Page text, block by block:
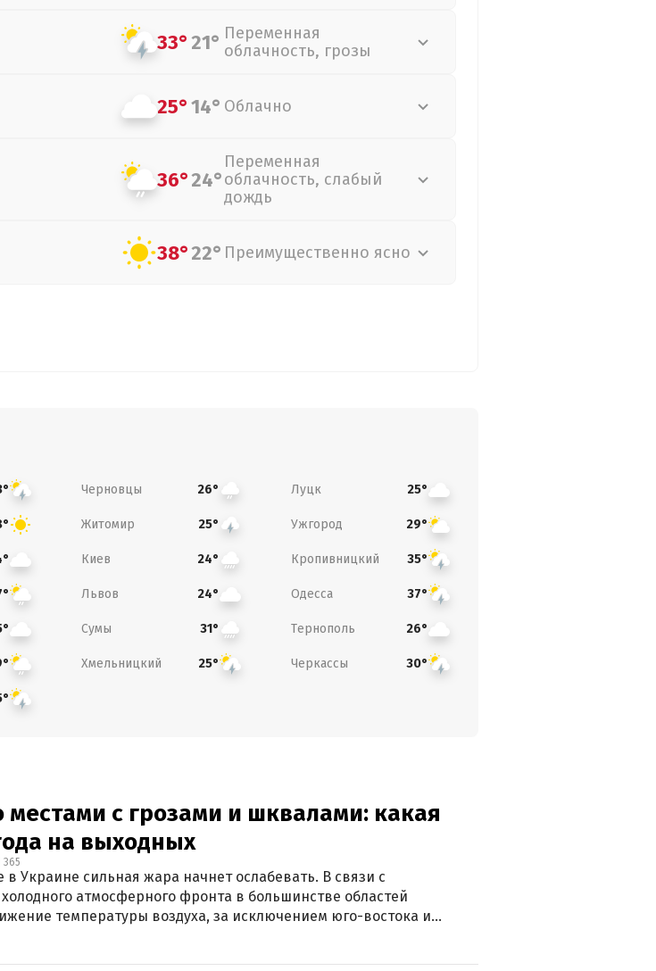
33°21° Переменная
облачность, грозы
25°14° Облачно
36°24°
Переменная
облачность, слабый
дождь
38°22° Преимущественно ясно
Черновцы 26° Луцк 25°
Житомир 25° Ужгород 29°
Киев 24° Кропивницкий 35°
Львов 24° Одесса 37°
Сумы 31° Тернополь 26°
Хмельницкий 25° Черкассы 30°
местами с грозами и шквалами: какая
на выходных
365
в Украине сильная жара начнет ослабевать. В связи с
атмосферного фронта в большинстве областей
температуры воздуха, за исключением юго-востока и